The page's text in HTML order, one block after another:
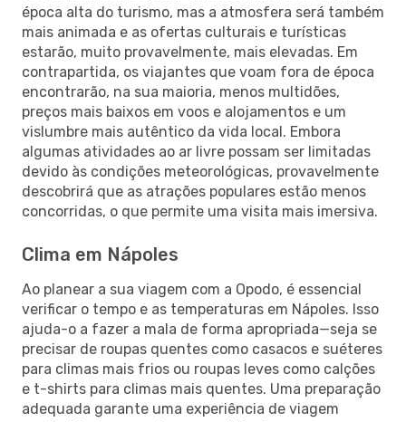
época alta do turismo, mas a atmosfera será também
mais animada e as ofertas culturais e turísticas
estarão, muito provavelmente, mais elevadas. Em
contrapartida, os viajantes que voam fora de época
encontrarão, na sua maioria, menos multidões,
preços mais baixos em voos e alojamentos e um
vislumbre mais autêntico da vida local. Embora
algumas atividades ao ar livre possam ser limitadas
devido às condições meteorológicas, provavelmente
descobrirá que as atrações populares estão menos
concorridas, o que permite uma visita mais imersiva.
Clima em Nápoles
Ao planear a sua viagem com a Opodo, é essencial
verificar o tempo e as temperaturas em Nápoles. Isso
ajuda-o a fazer a mala de forma apropriada—seja se
precisar de roupas quentes como casacos e suéteres
para climas mais frios ou roupas leves como calções
e t-shirts para climas mais quentes. Uma preparação
adequada garante uma experiência de viagem